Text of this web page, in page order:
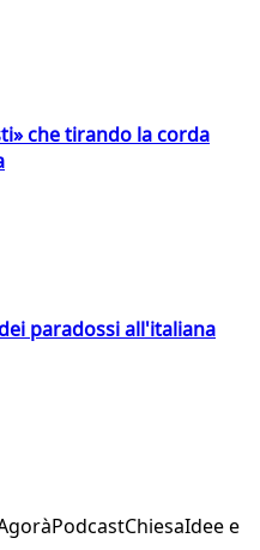
che tirando la corda
paradossi all'italiana
PodcastChiesaIdee e